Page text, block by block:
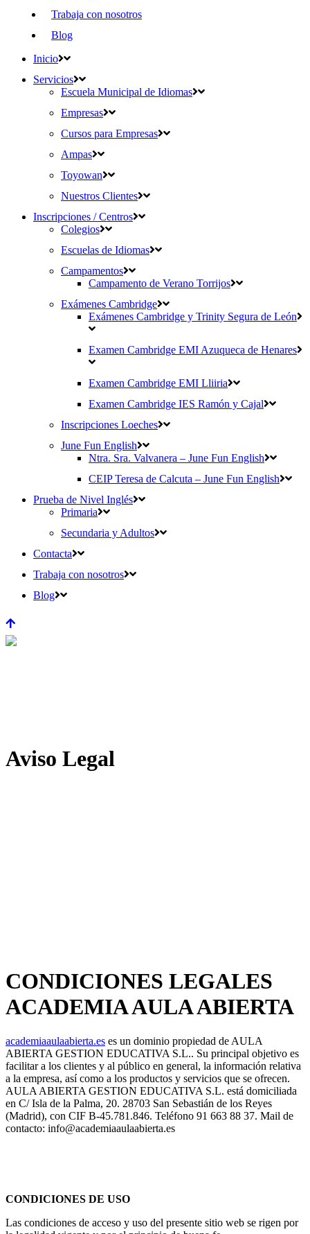
Trabaja con nosotros
Blog
Inicio
Servicios
Escuela Municipal de Idiomas
Empresas
Cursos para Empresas
Ampas
Toyowan
Nuestros Clientes
Inscripciones / Centros
Colegios
Escuelas de Idiomas
Campamentos
Campamento de Verano Torrijos
Exámenes Cambridge
Exámenes Cambridge y Trinity Segura de León
Examen Cambridge EMI Azuqueca de Henares
Examen Cambridge EMI Lliiria
Examen Cambridge IES Ramón y Cajal
Inscripciones Loeches
June Fun English
Ntra. Sra. Valvanera – June Fun English
CEIP Teresa de Calcuta – June Fun English
Prueba de Nivel Inglés
Primaria
Secundaria y Adultos
Contacta
Trabaja con nosotros
Blog
Aviso Legal
CONDICIONES LEGALES
ACADEMIA AULA ABIERTA
academiaaulaabierta.es es un dominio propiedad de AULA
ABIERTA GESTION EDUCATIVA S.L.. Su principal objetivo es
facilitar a los clientes y al público en general, la información relativa
a la empresa, así como a los productos y servicios que se ofrecen.
AULA ABIERTA GESTION EDUCATIVA S.L. está domiciliada
en C/ Isla de la Palma, 20. 28703 San Sebastián de los Reyes
(Madrid), con CIF B-45.781.846. Teléfono 91 663 88 37. Mail de
contacto: info@academiaaulaabierta.es
CONDICIONES DE USO
Las condiciones de acceso y uso del presente sitio web se rigen por